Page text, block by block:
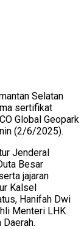
Selatan
sertifikat
Global Geopark
(2/6/2025).
Jenderal
Besar
jajaran
Kalsel
Hanifah Dwi
Menteri LHK